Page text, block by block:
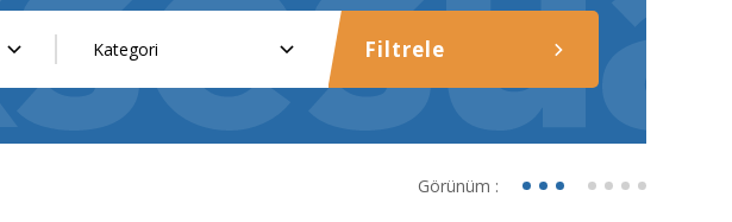
Filtrele
Görünüm :